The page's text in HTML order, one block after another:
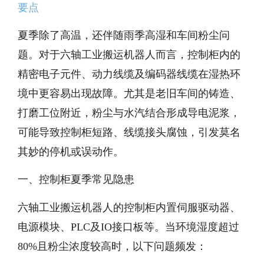
要点
夏季除了高温，还伴随雨季高湿和车间粉尘问
题。对于六轴工业搬运机器人而言，控制柜内的
精密电子元件、动力线缆及编码器线缆在湿热环
境中更容易出现故障。尤其是老旧车间的铸造、
打磨工位附近，粉尘与水汽结合形成导电泥浆，
可能导致控制柜短路、线缆接头腐蚀，引发莫名
其妙的停机或误动作。
一、控制柜夏季常见隐患
六轴工业搬运机器人的控制柜内置伺服驱动器、
电源模块、PLC及IO接口板等。当环境湿度超过
80%且粉尘浓度较高时，以下问题频发：